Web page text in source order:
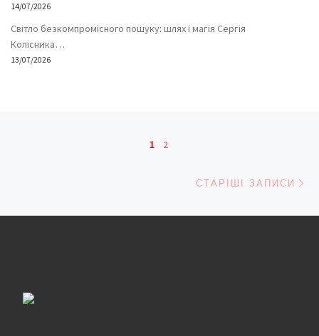
14/07/2026
Світло безкомпромісного пошуку: шлях і магія Сергія
Колісника…
13/07/2026
Навігація записів
1 2
СТАРІШІ ЗАПИСИ